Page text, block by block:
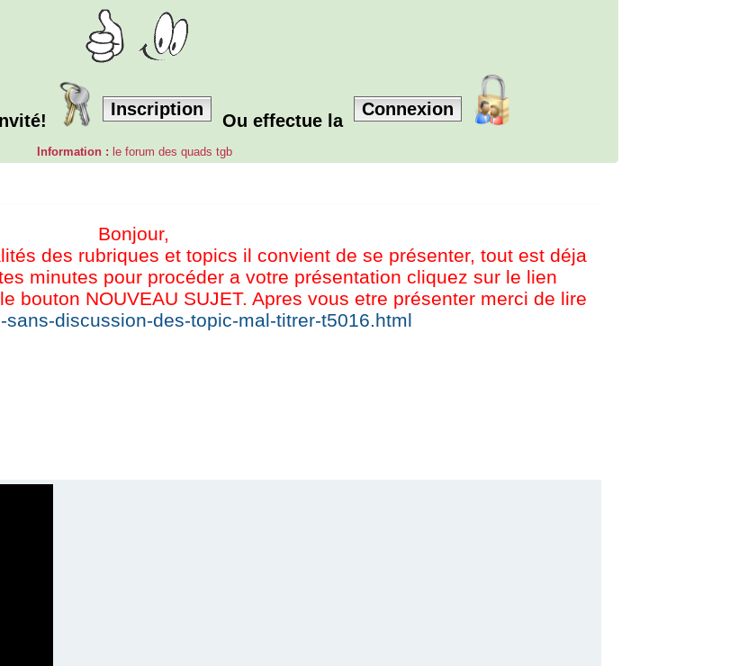
Inscription
Ou effectue la
Connexion
Information : le forum des quads tgb
Bonjour,
des rubriques et topics il convient de se présenter, tout est déja
minutes pour procéder a votre présentation cliquez sur le lien
bouton NOUVEAU SUJET. Apres vous etre présenter merci de lire
sans-discussion-des-topic-mal-titrer-t5016.html